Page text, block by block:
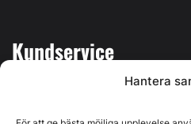
Hantera
Kundservice
Kontakta oss